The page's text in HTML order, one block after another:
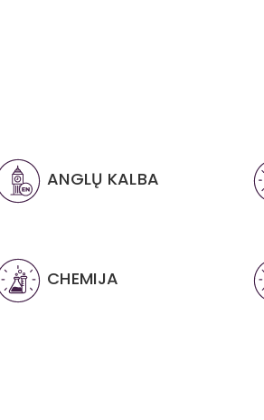
ANGLŲ KALBA
CHEMIJA